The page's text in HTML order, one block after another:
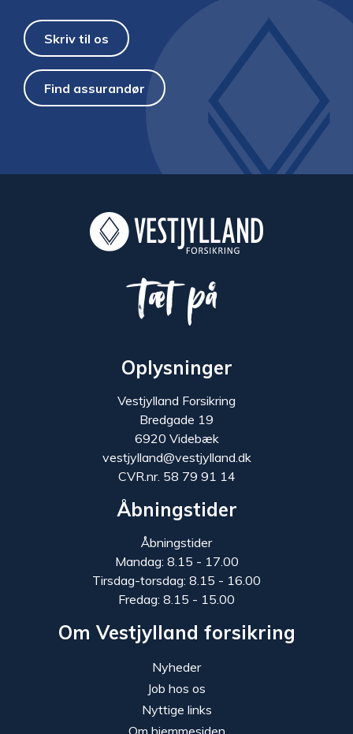
Skriv til os
Find assurandør
Tæt på
Oplysninger
Vestjylland Forsikring
Bredgade 19
6920 Videbæk
vestjylland@vestjylland.dk
CVR.nr. 58 79 91 14
Åbningstider
Åbningstider
Mandag: 8.15 - 17.00
Tirsdag-torsdag: 8.15 - 16.00
Fredag: 8.15 - 15.00
Om Vestjylland forsikring
Nyheder
Job hos os
Nyttige links